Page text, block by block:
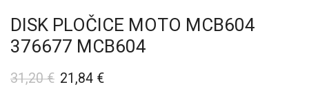
DISK PLOČICE MOTO MCB604
376677 MCB604
31,20€ 21,84 €